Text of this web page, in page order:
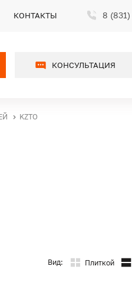
КОНТАКТЫ 8 (831)
КОНСУЛЬТАЦИЯ
KZTO
Вид: Плиткой